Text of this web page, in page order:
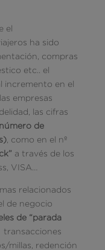
el
ha sido
compras
etc.. el
incremento en el
empresas
las cifras
número de
, como en el nº
a través de los
VISA…
relacionados
de negocio
de “parada
transacciones
millas, redención